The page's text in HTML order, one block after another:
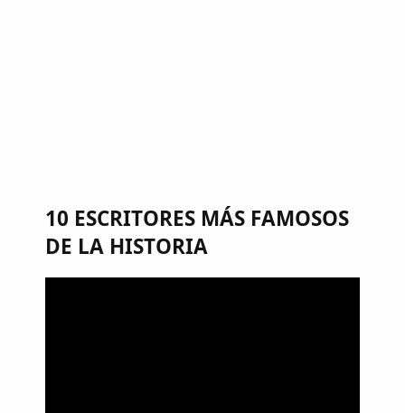
10 ESCRITORES MÁS FAMOSOS
DE LA HISTORIA